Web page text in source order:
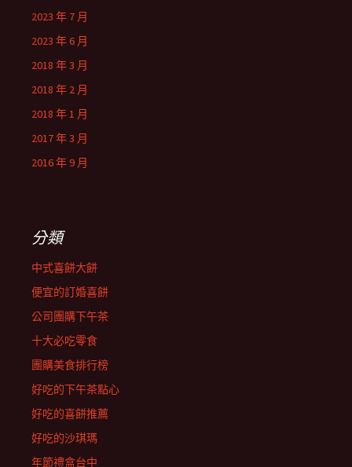
2023 年 7 月
2023 年 6 月
2018 年 3 月
2018 年 2 月
2018 年 1 月
2017 年 3 月
2016 年 9 月
分類
中式喜餅大餅
便宜的訂婚喜餅
公司團購下午茶
十大必吃零食
團購美食排行榜
好吃的下午茶點心
好吃的喜餅推薦
好吃的沙琪瑪
年節禮盒台中